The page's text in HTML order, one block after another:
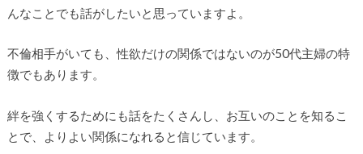
んなことでも話がしたいと思っていますよ。
不倫相手がいても、性欲だけの関係ではないのが50代主婦の特
徴でもあります。
絆を強くするためにも話をたくさんし、お互いのことを知るこ
とで、よりよい関係になれると信じています。